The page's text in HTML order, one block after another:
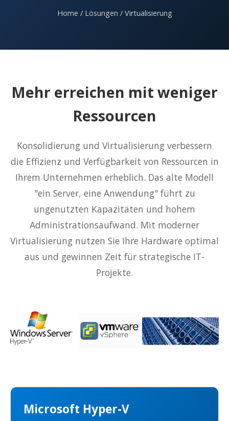
Home / Lösungen / Virtualisierung
Mehr erreichen mit weniger
Ressourcen
Konsolidierung und Virtualisierung verbessern
die Effizienz und Verfügbarkeit von Ressourcen in
Ihrem Unternehmen erheblich. Das alte Modell
"ein Server, eine Anwendung" führt zu
ungenutzten Kapazitäten und hohem
Administrationsaufwand. Mit moderner
Virtualisierung nutzen Sie Ihre Hardware optimal
aus und gewinnen Zeit für strategische IT-
Projekte.
Microsoft Hyper-V